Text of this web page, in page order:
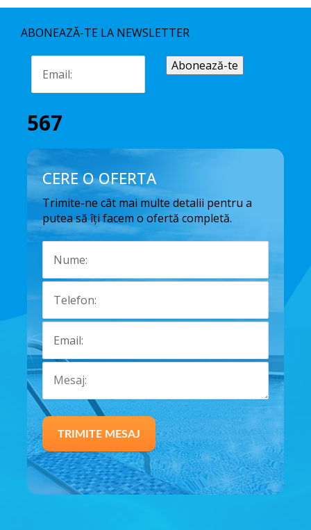
ABONEAZĂ-TE LA NEWSLETTER
567
CERE O OFERTA
Trimite-ne cât mai multe detalii pentru a
putea să îți facem o ofertă completă.